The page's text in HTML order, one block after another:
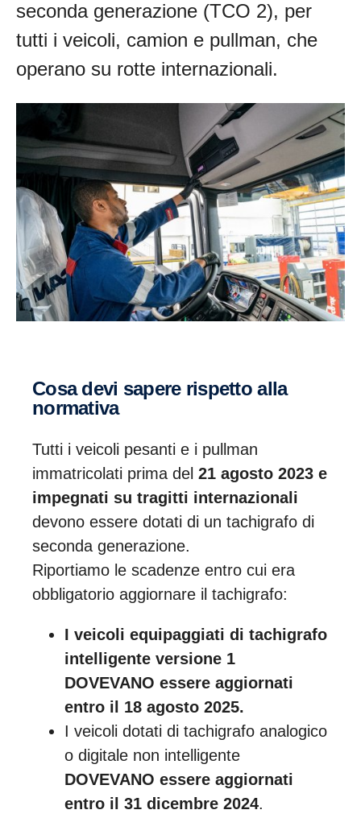
seconda generazione (TCO 2), per
tutti i veicoli, camion e pullman, che
operano su rotte internazionali.
Cosa devi sapere rispetto alla
normativa
Tutti i veicoli pesanti e i pullman
immatricolati prima del 21 agosto 2023 e
impegnati su tragitti internazionali
devono essere dotati di un tachigrafo di
seconda generazione.
Riportiamo le scadenze entro cui era
obbligatorio aggiornare il tachigrafo:
I veicoli equipaggiati di tachigrafo
intelligente versione 1
DOVEVANO essere aggiornati
entro il 18 agosto 2025.
I veicoli dotati di tachigrafo analogico
o digitale non intelligente
DOVEVANO essere aggiornati
entro il 31 dicembre 2024.